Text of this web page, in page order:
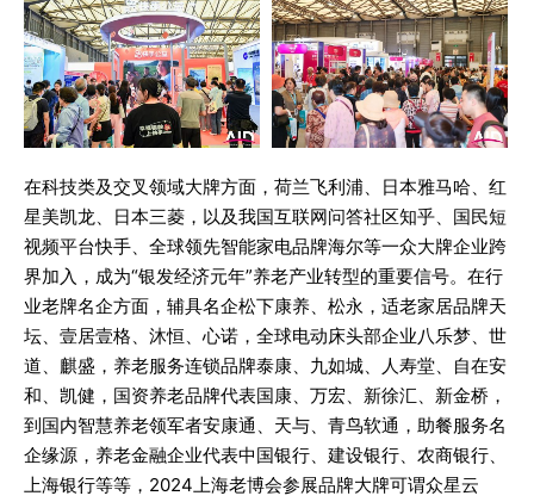
在科技类及交叉领域大牌方面，荷兰飞利浦、日本雅马哈、红
星美凯龙、日本三菱，以及我国互联网问答社区知乎、国民短
视频平台快手、全球领先智能家电品牌海尔等一众大牌企业跨
界加入，成为“银发经济元年”养老产业转型的重要信号。在行
业老牌名企方面，辅具名企松下康养、松永，适老家居品牌天
坛、壹居壹格、沐恒、心诺，全球电动床头部企业八乐梦、世
道、麒盛，养老服务连锁品牌泰康、九如城、人寿堂、自在安
和、凯健，国资养老品牌代表国康、万宏、新徐汇、新金桥，
到国内智慧养老领军者安康通、天与、青鸟软通，助餐服务名
企缘源，养老金融企业代表中国银行、建设银行、农商银行、
上海银行等等，2024上海老博会参展品牌大牌可谓众星云